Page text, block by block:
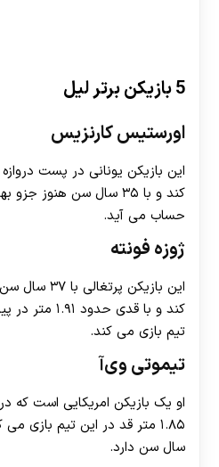
5 بازیکن برتر لیل
اورستیس کارنزیس
این بازیکن یونانی در پست
کند و با ۳۵ سال سن هنوز
حساب می آید.
ژوزه فونته
این بازیکن
تیم بازی می کند.
تیموتی وی‌آ
سال سن دارد.